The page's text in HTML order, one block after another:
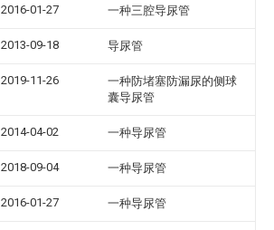
2016-01-27 一种三腔导尿管
2013-09-18 导尿管
2019-11-26
一种防堵塞防漏尿的侧球
囊导尿管
2014-04-02 一种导尿管
2018-09-04 一种导尿管
2016-01-27 一种导尿管